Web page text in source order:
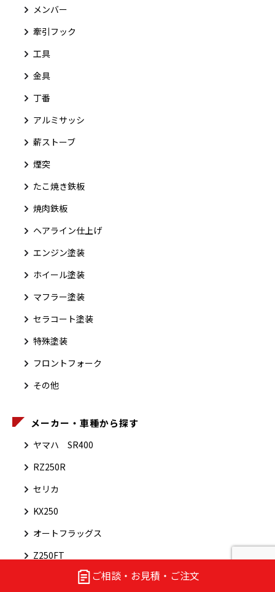
ご相談・お見積・ご注文
メンバー
牽引フック
工具
金具
丁番
アルミサッシ
薪ストーブ
煙突
たこ焼き鉄板
焼肉鉄板
ヘアライン仕上げ
エンジン塗装
ホイール塗装
マフラー塗装
セラコート塗装
特殊塗装
フロントフォーク
その他
メーカー・車種から探す
ヤマハ SR400
RZ250R
セリカ
KX250
オートフラッグス
Z250FT